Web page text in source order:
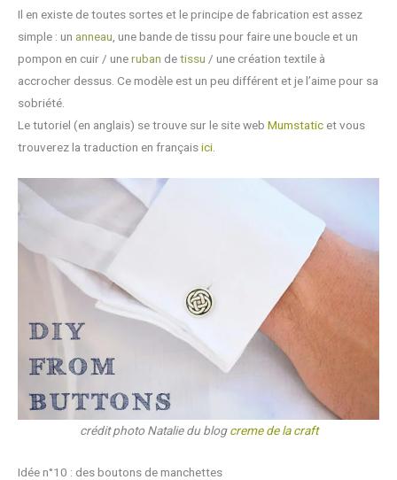
Il en existe de toutes sortes et le principe de fabrication est assez
simple : un anneau, une bande de tissu pour faire une boucle et un
pompon en cuir / uneruban detissu / une création textile à
accrocher dessus. Ce modèle est un peu différent et je l’aime pour sa
sobriété.
Le tutoriel (en anglais) se trouve sur le site web Mumstatic et vous
trouverez la traduction en françaisici.
crédit photo Natalie du blogcreme de la craft
Idée n°10 : des boutons de manchettes